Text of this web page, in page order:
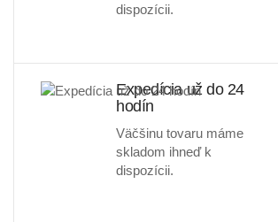
dispozícii.
Expedícia už do 24
hodín
Väčšinu tovaru máme
skladom ihneď k
dispozícii.